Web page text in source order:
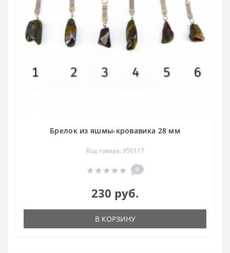
Брелок из яшмы-кровавика 28 мм
Код товара: 950117
0
230 руб.
В КОРЗИНУ